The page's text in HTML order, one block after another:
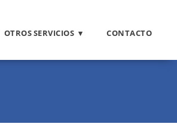
OTROS SERVICIOS CONTACTO